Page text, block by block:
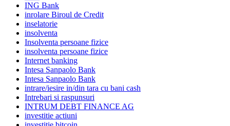
ING Bank
inrolare Biroul de Credit
inselatorie
insolventa
Insolventa persoane fizice
insolventa persoane fizice
Internet banking
Intesa Sanpaolo Bank
Intesa Sanpaolo Bank
intrare/iesire in/din tara cu bani cash
Intrebari si raspunsuri
INTRUM DEBT FINANCE AG
investitie actiuni